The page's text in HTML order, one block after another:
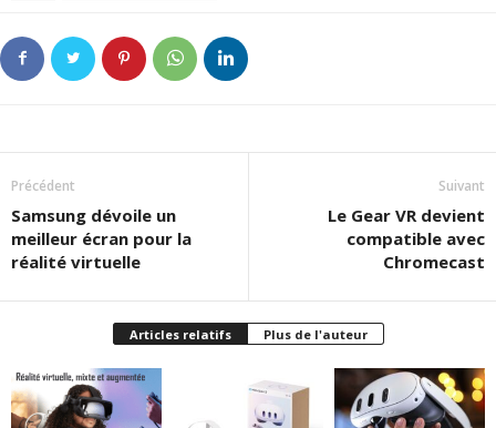
Précédent
Samsung dévoile un
meilleur écran pour la
réalité virtuelle
Suivant
Le Gear VR devient
compatible avec
Chromecast
Articles relatifs Plus de l'auteur